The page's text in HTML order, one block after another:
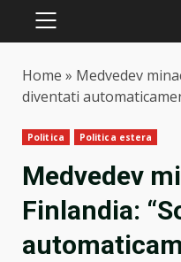
PRIMARY
Home » Medvedev
diventati
Politica Politica estera
Medvedev
Finlandia: